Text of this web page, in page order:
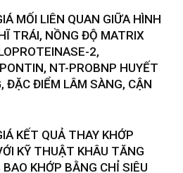
MỐI LIÊN QUAN GIỮA HÌNH
TRÁI, NỒNG ĐỘ MATRIX
2,
NT-PROBNP HUYẾT
ĐẶC ĐIỂM LÂM SÀNG, CẬN
KẾT QUẢ THAY KHỚP
KỸ THUẬT KHÂU TĂNG
BAO KHỚP BẰNG CHỈ SIÊU